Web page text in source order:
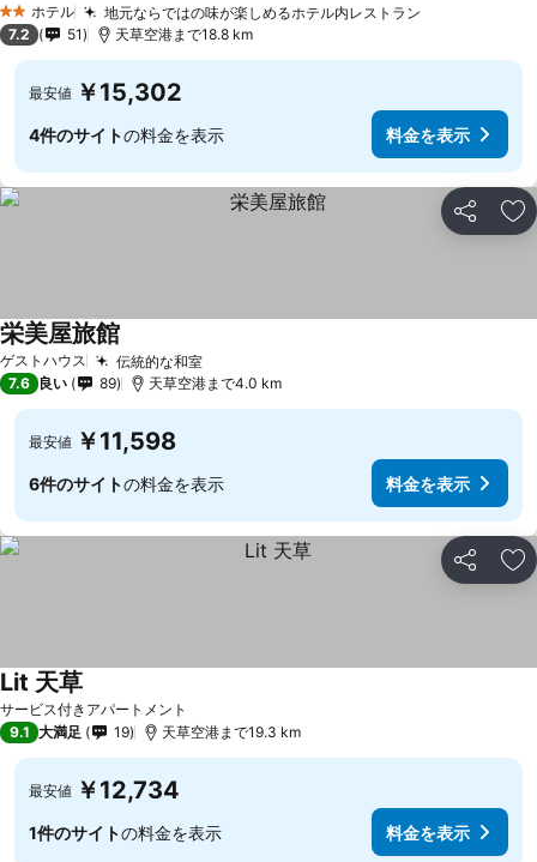
2 ホテルのランク
ホテル 地元ならではの味が楽しめるホテル内レストラン
7.2 51 天草空港まで18.8 km
最安値 ￥15,302
4件のサイトの料金を表示 料金を表示
シェア お
ゲストハウス 伝統的な和室
栄美屋旅館
7.6 良い 89 天草空港まで4.0 km
最安値 ￥11,598
6件のサイトの料金を表示 料金を表示
シェア お
サービス付きアパートメント
Lit 天草
9.1 大満足 19 天草空港まで19.3 km
最安値 ￥12,734
1件のサイトの料金を表示 料金を表示